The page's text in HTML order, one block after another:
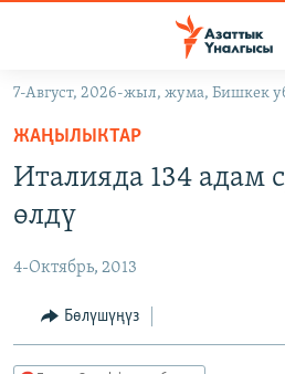
Навигацияга
өтүңүз
Издөөгө
салыңыз
ЭКОНОМИКА
МАДАНИЯТ
БОРБОР АЗИЯ
УКРАИНА
АТАЙЫН ИЛИКТӨӨ
ТВ ПРОГРАММАЛАР
7-Август, 2026-жыл, жума, Бишкек
ЖАҢЫЛЫКТАР
Италияда 134 адам
өлдү
4-Октябрь, 2013
Бөлүшүңүз